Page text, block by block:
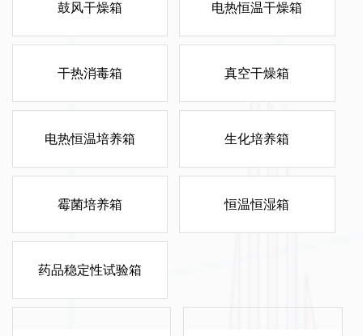
鼓风干燥箱 电热恒温干燥箱
干热消毒箱 真空干燥箱
电热恒温培养箱 生化培养箱
霉菌培养箱 恒温恒湿箱
药品稳定性试验箱